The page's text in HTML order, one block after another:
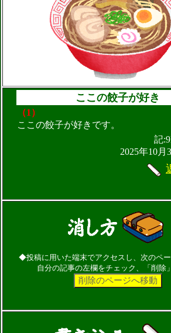
ここの餃子が好き
（1）
ここの餃子が好きです。
記
2025年10月
◆投稿に用いた端末でアクセスし、次のペー
自分の記事の左欄をチェック、「削除